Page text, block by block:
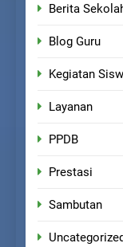
Berita
Blog Guru
Kegiatan
Layanan
PPDB
Prestasi
Sambutan